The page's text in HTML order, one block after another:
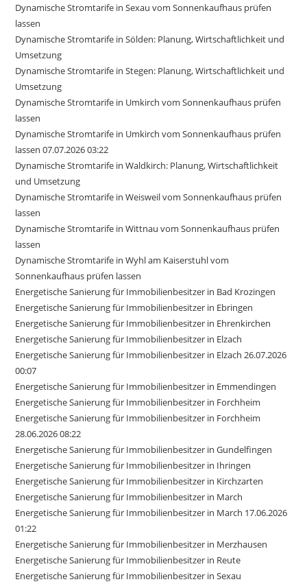
Dynamische Stromtarife in Sexau vom Sonnenkaufhaus prüfen
lassen
Dynamische Stromtarife in Sölden: Planung, Wirtschaftlichkeit und
Umsetzung
Dynamische Stromtarife in Stegen: Planung, Wirtschaftlichkeit und
Umsetzung
Dynamische Stromtarife in Umkirch vom Sonnenkaufhaus prüfen
lassen
Dynamische Stromtarife in Umkirch vom Sonnenkaufhaus prüfen
lassen 07.07.2026 03:22
Dynamische Stromtarife in Waldkirch: Planung, Wirtschaftlichkeit
und Umsetzung
Dynamische Stromtarife in Weisweil vom Sonnenkaufhaus prüfen
lassen
Dynamische Stromtarife in Wittnau vom Sonnenkaufhaus prüfen
lassen
Dynamische Stromtarife in Wyhl am Kaiserstuhl vom
Sonnenkaufhaus prüfen lassen
Energetische Sanierung für Immobilienbesitzer in Bad Krozingen
Energetische Sanierung für Immobilienbesitzer in Ebringen
Energetische Sanierung für Immobilienbesitzer in Ehrenkirchen
Energetische Sanierung für Immobilienbesitzer in Elzach
Energetische Sanierung für Immobilienbesitzer in Elzach 26.07.2026
00:07
Energetische Sanierung für Immobilienbesitzer in Emmendingen
Energetische Sanierung für Immobilienbesitzer in Forchheim
Energetische Sanierung für Immobilienbesitzer in Forchheim
28.06.2026 08:22
Energetische Sanierung für Immobilienbesitzer in Gundelfingen
Energetische Sanierung für Immobilienbesitzer in Ihringen
Energetische Sanierung für Immobilienbesitzer in Kirchzarten
Energetische Sanierung für Immobilienbesitzer in March
Energetische Sanierung für Immobilienbesitzer in March 17.06.2026
01:22
Energetische Sanierung für Immobilienbesitzer in Merzhausen
Energetische Sanierung für Immobilienbesitzer in Reute
Energetische Sanierung für Immobilienbesitzer in Sexau